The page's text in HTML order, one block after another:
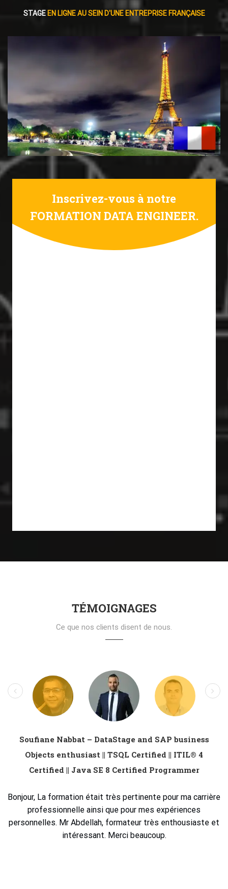
STAGE EN LIGNE AU SEIN D'UNE ENTREPRISE FRANÇAISE
Inscrivez-vous à notre
FORMATION DATA ENGINEER.
TÉMOIGNAGES
Ce que nos clients disent de nous.
Soufiane Nabbat – DataStage and SAP business
Objects enthusiast || TSQL Certified || ITIL® 4
Certified || Java SE 8 Certified Programmer
Bonjour, La formation était très pertinente pour ma carrière
professionnelle ainsi que pour mes expériences
personnelles. Mr Abdellah, formateur très enthousiaste et
intéressant. Merci beaucoup.